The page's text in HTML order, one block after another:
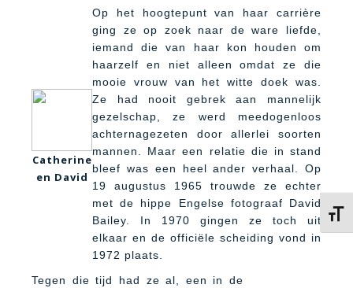
Catherine
en David
Op het hoogtepunt van haar carrière
ging ze op zoek naar de ware liefde,
iemand die van haar kon houden om
haarzelf en niet alleen omdat ze die
mooie vrouw van het witte doek was.
Ze had nooit gebrek aan mannelijk
gezelschap, ze werd meedogenloos
achternagezeten door allerlei soorten
mannen. Maar een relatie die in stand
bleef was een heel ander verhaal. Op
19 augustus 1965 trouwde ze echter
met de hippe Engelse fotograaf David
Bailey. In 1970 gingen ze toch uit
elkaar en de officiële scheiding vond in
1972 plaats.
Tegen die tijd had ze al, een in de